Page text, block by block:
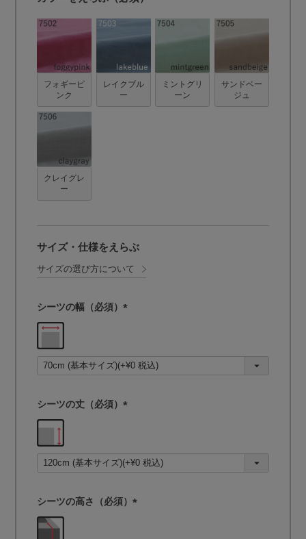
フォギーピ
ンク
レイクブル
ー
ミントグリ
ーン
サンドベー
ジュ
クレイグレ
ー
サイズ・仕様をえらぶ
サイズの選び方について
シーツの幅（必須）
須
)
シーツの丈（必須）
須
)
シーツの高さ（必須）